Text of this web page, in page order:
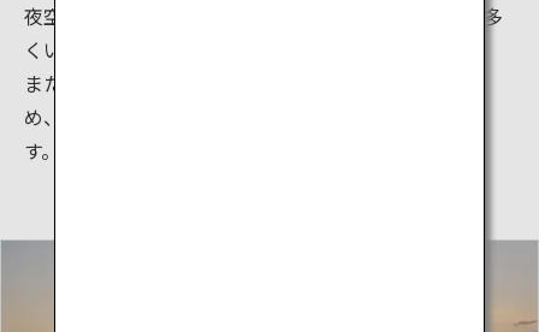
夜空の星も絶景であり、摩周星紀行ツアーの参加者も多
くいます。
また、摩周湖周辺は、その素晴しい自然を保護するた
め、国立公園の中でも特別保護地区に指定されていま
す。